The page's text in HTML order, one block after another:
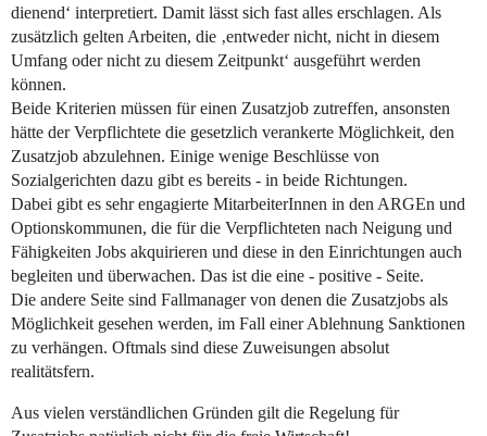
dienend‘ interpretiert. Damit lässt sich fast alles erschlagen. Als
zusätzlich gelten Arbeiten, die ‚entweder nicht, nicht in diesem
Umfang oder nicht zu diesem Zeitpunkt‘ ausgeführt werden
können.
Beide Kriterien müssen für einen Zusatzjob zutreffen, ansonsten
hätte der Verpflichtete die gesetzlich verankerte Möglichkeit, den
Zusatzjob abzulehnen. Einige wenige Beschlüsse von
Sozialgerichten dazu gibt es bereits - in beide Richtungen.
Dabei gibt es sehr engagierte MitarbeiterInnen in den ARGEn und
Optionskommunen, die für die Verpflichteten nach Neigung und
Fähigkeiten Jobs akquirieren und diese in den Einrichtungen auch
begleiten und überwachen. Das ist die eine - positive - Seite.
Die andere Seite sind Fallmanager von denen die Zusatzjobs als
Möglichkeit gesehen werden, im Fall einer Ablehnung Sanktionen
zu verhängen. Oftmals sind diese Zuweisungen absolut
realitätsfern.
Aus vielen verständlichen Gründen gilt die Regelung für